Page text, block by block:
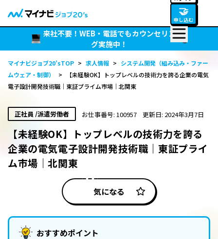
🤝
申し込む
来社不要！WEB・電話でもカウンセリン
グ実施中！
マイナビジョブ20’sTOP > 求人情報 > システム開発（組み込み・ファー
ムウェア・制御）
>
【未経験OK】トップレベルの技術力を誇る企業の電気
電子設計開発技術職｜東証プライム市場｜北関東
正社員 /派遣労働者 お仕事番号: 100957 更新日: 2024年3月7日
【未経験OK】トップレベルの技術力を誇る
企業の電気電子設計開発技術職｜東証プライ
ム市場｜北関東
気になる
おすすめポイント